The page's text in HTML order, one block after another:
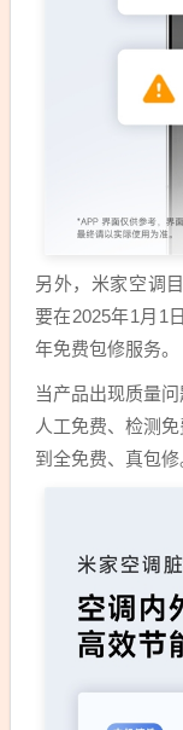
另外，米家空调
要在2025年1月1
年免费包修服务。
当产品出现质量
人工免费、检测
到全免费、真包修